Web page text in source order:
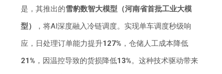
是，其推出的雪豹数智大模型（河南省首批工业大模
型）
，将AI深度融入冷链调度。实现单车调度秒级响
应，日处理订单能力提升127% ，仓储人工成本降低
21% ，因温控导致的货损降低13%。这种技术驱动带来